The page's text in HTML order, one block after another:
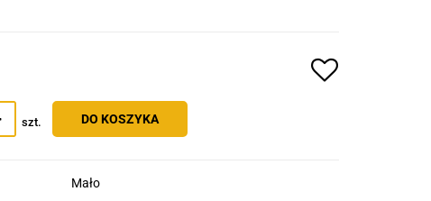
szt. DO KOSZYKA
Mało